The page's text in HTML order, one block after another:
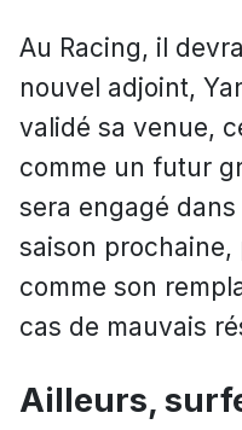
Au Racing, il
nouvel adjoint,
validé sa venue,
comme un futur
sera engagé dans
saison
comme son
cas de mauvais
Ailleurs,